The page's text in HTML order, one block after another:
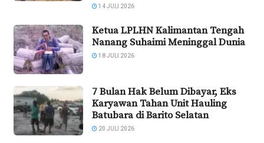
14 JULI 2026
Ketua LPLHN Kalimantan Tengah
Nanang Suhaimi Meninggal Dunia
18 JULI 2026
7 Bulan Hak Belum Dibayar, Eks
Karyawan Tahan Unit Hauling
Batubara di Barito Selatan
20 JULI 2026